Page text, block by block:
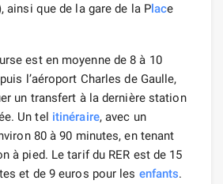
ainsi que de la gare de la Place
est en moyenne de 8 à 10
l’aéroport Charles de Gaulle,
un transfert à la dernière station
Un tel itinéraire, avec un
80 à 90 minutes, en tenant
à pied. Le tarif du RER est de 15
et de 9 euros pour les enfants.